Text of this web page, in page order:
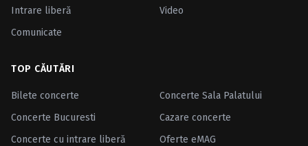
Intrare liberă
Video
Comunicate
TOP CĂUTĂRI
Bilete concerte
Concerte Sala Palatului
Concerte Bucuresti
Cazare concerte
Concerte cu intrare liberă
Oferte eMAG